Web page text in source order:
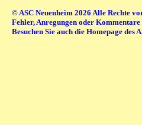
© ASC Neuenheim 2026 Alle Rechte
Fehler, Anregungen oder Kommentare
Besuchen Sie auch die Homepage des